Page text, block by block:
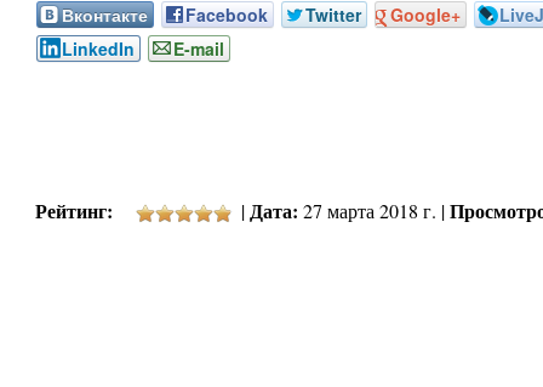
Вконтакте Facebook Twitter Google+
LinkedIn
E-mail
Рейтинг: |Дата: 27 марта 2018 г. |